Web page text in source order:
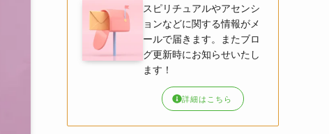
スピリチュアルやアセンシ
ョンなどに関する情報がメ
ールで届きます。またブロ
グ更新時にお知らせいたし
ます！
詳細はこちら